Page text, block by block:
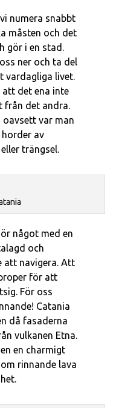
numera snabbt
måsten och det
gör i en stad.
ner och ta del
vardagliga livet.
att det ena inte
från det andra.
oavsett var man
horder av
trängsel.
något med en
och
att navigera. Att
för att
För oss
Catania
då fasaderna
vulkanen Etna.
en charmigt
rinnande lava